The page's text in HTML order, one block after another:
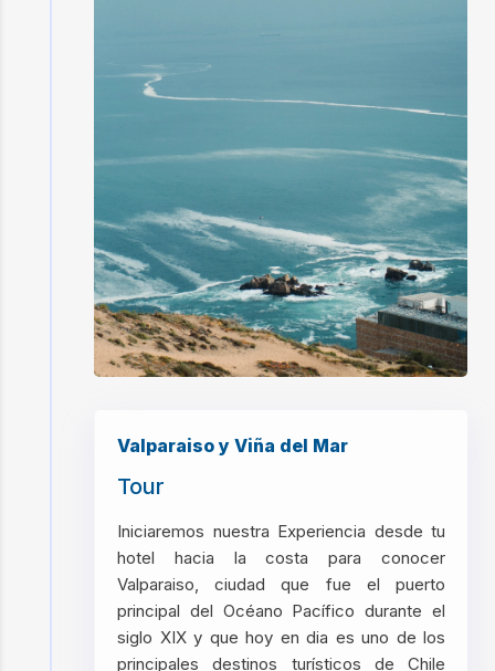
Valparaiso y Viña del Mar
Tour
Iniciaremos nuestra Experiencia desde tu
hotel hacia la costa para conocer
Valparaiso, ciudad que fue el puerto
principal del Océano Pacífico durante el
siglo XIX y que hoy en dia es uno de los
principales destinos turísticos de Chile